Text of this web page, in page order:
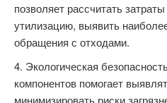
позволяет рассчитать
утилизацию, выявить
обращения с отходами.
Экологическая
компонентов помогает
минимизировать риски